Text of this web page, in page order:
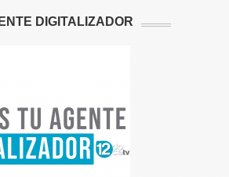
DIGITALIZADOR